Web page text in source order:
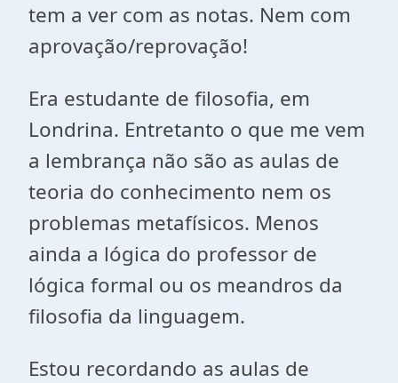
tem a ver com as notas. Nem com
aprovação/reprovação!
Era estudante de filosofia, em
Londrina. Entretanto o que me vem
a lembrança não são as aulas de
teoria do conhecimento nem os
problemas metafísicos. Menos
ainda a lógica do professor de
lógica formal ou os meandros da
filosofia da linguagem.
Estou recordando as aulas de